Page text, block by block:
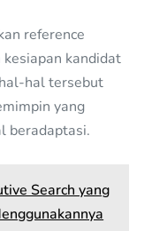
reference
kesiapan kandidat
hal tersebut
yang
beradaptasi.
Search yang